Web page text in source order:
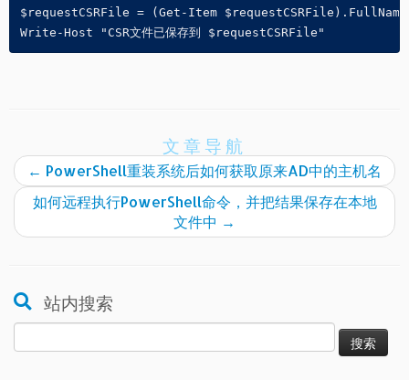
$requestCSRFile = (Get-Item $requestCSRFile).FullName
Write-Host "CSR文件已保存到 $requestCSRFile"
文章导航
← PowerShell重装系统后如何获取原来AD中的主机名
如何远程执行PowerShell命令，并把结果保存在本地
文件中 →
站内搜索
索：